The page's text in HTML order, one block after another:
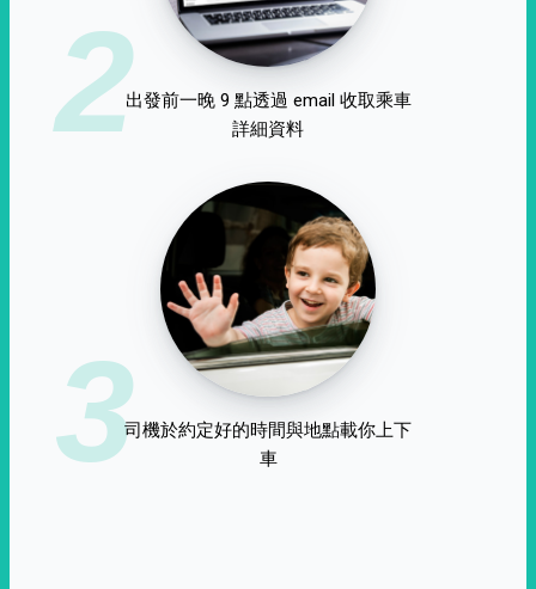
2出發前一晚 9 點透過 email 收取乘車
詳細資料
3司機於約定好的時間與地點載你上下
車